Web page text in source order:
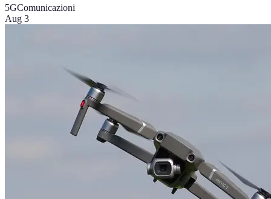
5GComunicazioni
Aug 3